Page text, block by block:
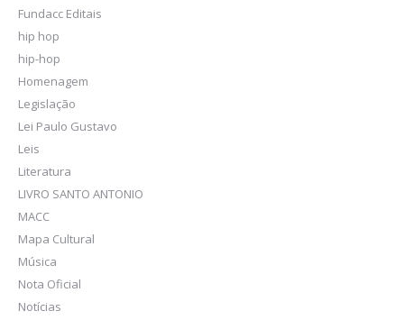
Fundacc Editais
hip hop
hip-hop
Homenagem
Legislação
Lei Paulo Gustavo
Leis
Literatura
LIVRO SANTO ANTONIO
MACC
Mapa Cultural
Música
Nota Oficial
Notícias